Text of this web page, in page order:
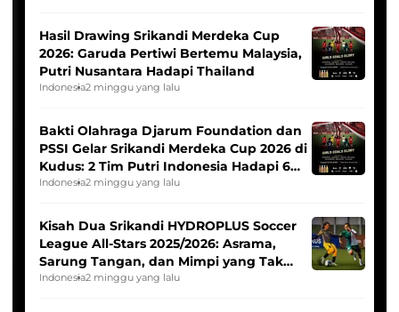
Hasil Drawing Srikandi Merdeka Cup
2026: Garuda Pertiwi Bertemu Malaysia,
Putri Nusantara Hadapi Thailand
Indonesia2 minggu yang lalu
Bakti Olahraga Djarum Foundation dan
PSSI Gelar Srikandi Merdeka Cup 2026 di
Kudus: 2 Tim Putri Indonesia Hadapi 6
Tim Asia
Indonesia2 minggu yang lalu
Kisah Dua Srikandi HYDROPLUS Soccer
League All-Stars 2025/2026: Asrama,
Sarung Tangan, dan Mimpi yang Tak
Pernah Padam
Indonesia2 minggu yang lalu